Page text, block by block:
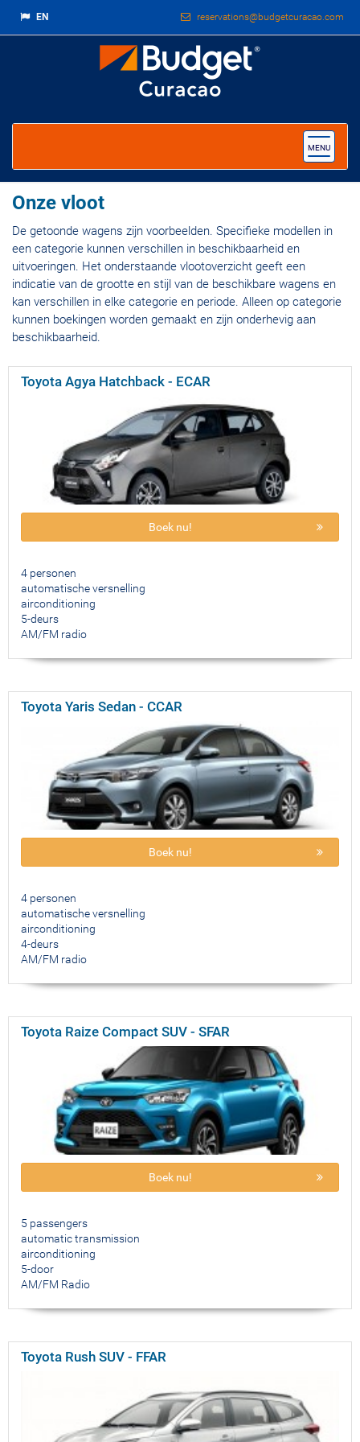
EN reservations@budgetcuracao.com
Toggle
MENU
Onze vloot
De getoonde wagens zijn voorbeelden. Specifieke modellen in
een categorie kunnen verschillen in beschikbaarheid en
uitvoeringen. Het onderstaande vlootoverzicht geeft een
indicatie van de grootte en stijl van de beschikbare wagens en
kan verschillen in elke categorie en periode. Alleen op categorie
kunnen boekingen worden gemaakt en zijn onderhevig aan
beschikbaarheid.
Toyota Agya Hatchback - ECAR
Boek nu!
4 personen
automatische versnelling
airconditioning
5-deurs
AM/FM radio
Toyota Yaris Sedan - CCAR
Boek nu!
4 personen
automatische versnelling
airconditioning
4-deurs
AM/FM radio
Toyota Raize Compact SUV - SFAR
Boek nu!
5 passengers
automatic transmission
airconditioning
5-door
AM/FM Radio
Toyota Rush SUV - FFAR